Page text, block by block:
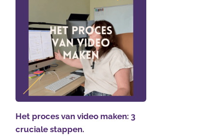
Het proces van video maken: 3
cruciale stappen.